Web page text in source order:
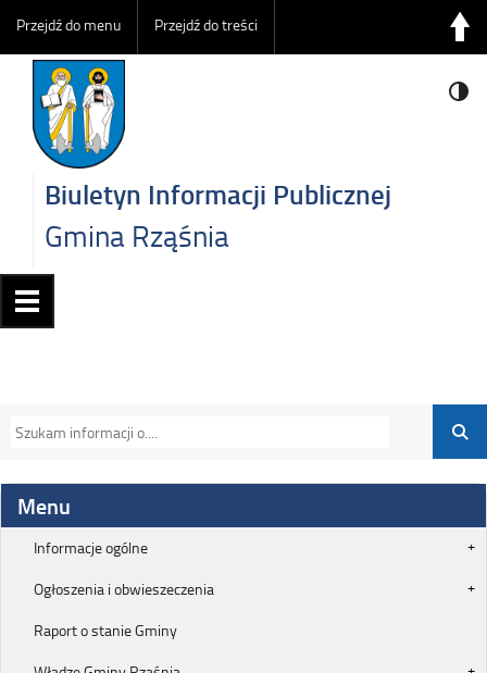
Przejdź do menu Przejdź do treści
Biuletyn Informacji Publicznej
Gmina Rząśnia
Menu
Informacje ogólne
Ogłoszenia i obwieszeczenia
Raport o stanie Gminy